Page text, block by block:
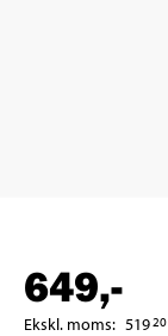
649,-
Ekskl. moms: 51920